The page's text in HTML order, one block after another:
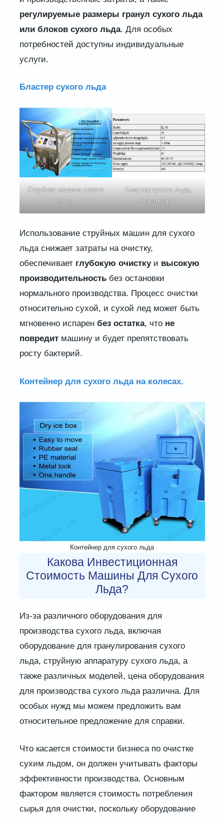
регулируемые размеры гранул сухого льда
или блоков сухого льда. Для особых
потребностей доступны индивидуальные
услуги.
Бластер сухого льда
Струйная машина сухого
льда
Бластер сухого льда,
параметр 1
Использование струйных машин для сухого
льда снижает затраты на очистку,
обеспечивает глубокую очисткуи высокую
производительностьбез остановки
нормального производства. Процесс очистки
относительно сухой, и сухой лед может быть
мгновенно испарен без остатка, что не
повредитмашину и будет препятствовать
росту бактерий.
Контейнер для сухого льда на колесах.
Контейнер для сухого льда
Какова Инвестиционная
Стоимость Машины Для Сухого
Льда?
Из-за различного оборудования для
производства сухого льда, включая
оборудование для гранулирования сухого
льда, струйную аппаратуру сухого льда, а
также различных моделей, цена оборудования
для производства сухого льда различна. Для
особых нужд мы можем предложить вам
относительное предложение для справки.
Что касается стоимости бизнеса по очистке
сухим льдом, он должен учитывать факторы
эффективности производства. Основным
фактором является стоимость потребления
сырья для очистки, поскольку оборудование